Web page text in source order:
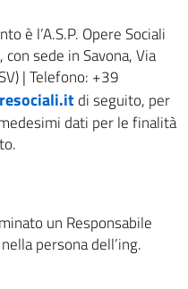
è l’A.S.P. Opere Sociali
sede in Savona, Via
| Telefono: +39
di seguito, per
dati per le finalità
un Responsabile
persona dell’ing.